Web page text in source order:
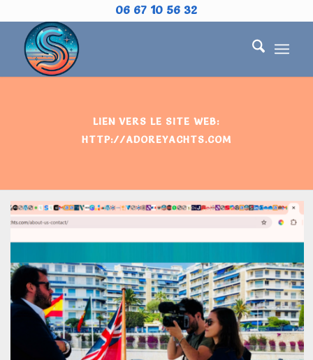
06 67 10 56 32
LIEN VERS LE SITE WEB:
HTTP://ADOREYACHTS.COM